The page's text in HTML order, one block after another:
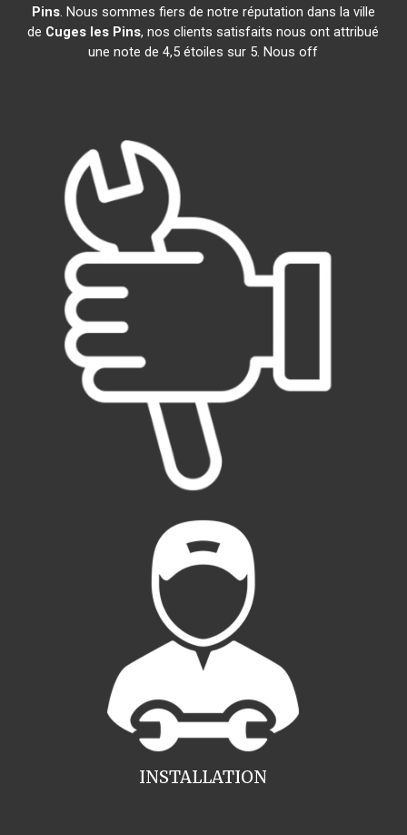
Pins. Nous sommes fiers de notre réputation dans la ville
de Cuges les Pins, nos clients satisfaits nous ont attribué
une note de 4,5 étoiles sur 5. Nous off
INSTALLATION